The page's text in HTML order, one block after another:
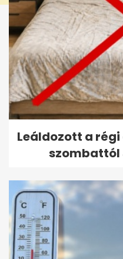
Leáldozott a
szombattól